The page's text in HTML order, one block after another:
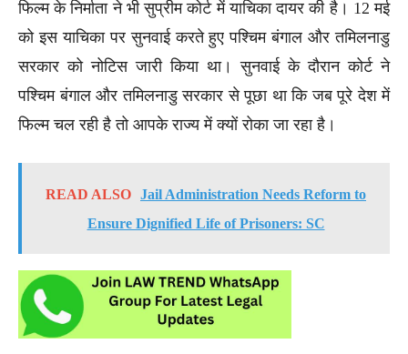
फिल्म के निर्माता ने भी सुप्रीम कोर्ट में याचिका दायर की है। 12 मई
को इस याचिका पर सुनवाई करते हुए पश्चिम बंगाल और तमिलनाडु
सरकार को नोटिस जारी किया था। सुनवाई के दौरान कोर्ट ने
पश्चिम बंगाल और तमिलनाडु सरकार से पूछा था कि जब पूरे देश में
फिल्म चल रही है तो आपके राज्य में क्यों रोका जा रहा है।
READ ALSO Jail Administration Needs Reform to
Ensure Dignified Life of Prisoners: SC